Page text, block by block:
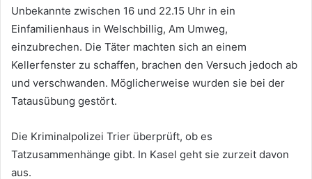
Unbekannte zwischen 16 und 22.15 Uhr in ein
Einfamilienhaus in Welschbillig, Am Umweg,
einzubrechen. Die Täter machten sich an einem
Kellerfenster zu schaffen, brachen den Versuch jedoch ab
und verschwanden. Möglicherweise wurden sie bei der
Tatausübung gestört.
Die Kriminalpolizei Trier überprüft, ob es
Tatzusammenhänge gibt. In Kasel geht sie zurzeit davon
aus.